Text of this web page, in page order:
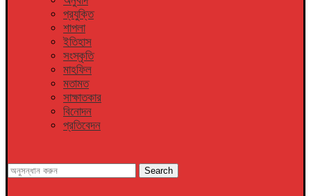
প্রযুক্তি
শাপলা
ইতিহাস
সংস্কৃতি
মাহফিল
মতামত
সাক্ষাতকার
বিনোদন
প্রতিবেদন
Search